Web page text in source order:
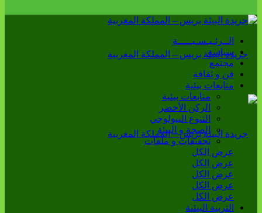
الــرئـيـسـيـــــة
سياسة
مجتمع
فن و ثقافة
متابعات بيئية
متابعات بيئية
الركن الأخضر
التنوع البيولوجي
الصحة و البيئة
تحقيقات و ملفات
عرض الكل
عرض الكل
عرض الكل
عرض الكل
عرض الكل
التربية البيئية